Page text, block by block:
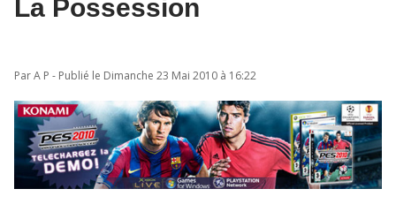
La Possession
Par A P - Publié le Dimanche 23 Mai 2010 à 16:22